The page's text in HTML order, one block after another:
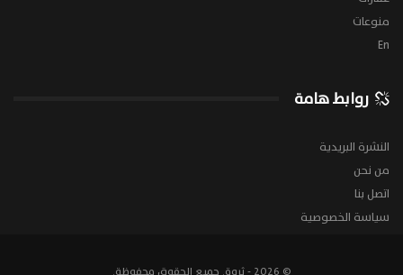
منوعات
En
روابط هامة
النشرة البريدية
من نحن
اتصل بنا
سياسة الخصوصية